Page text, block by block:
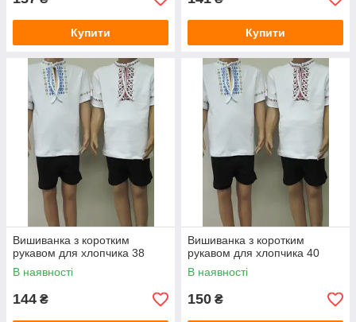
Купити Купити
Вишиванка з коротким
рукавом для хлопчика 38
В наявності
144 ₴
Вишиванка з коротким
рукавом для хлопчика 40
В наявності
150 ₴